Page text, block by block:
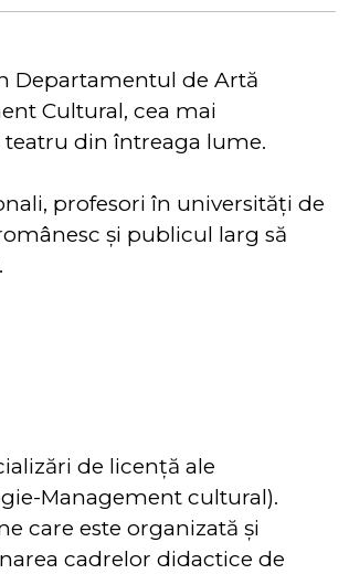
Departamentul de Artă
Cultural, cea mai
din întreaga lume.
profesori în universități de
și publicul larg să
de licență ale
Management cultural).
care este organizată și
cadrelor didactice de